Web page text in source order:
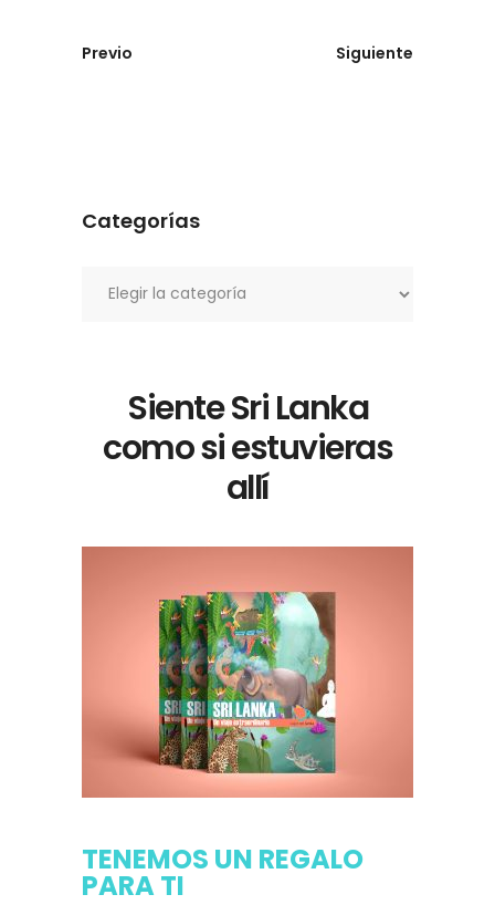
Previo Siguiente
Categorías
Siente Sri Lanka
como si estuvieras
allí
TENEMOS UN REGALO
PARA TI